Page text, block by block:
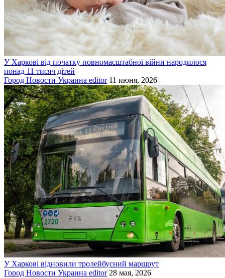
У Харкові від початку повномасштабної війни народилося
понад 11 тисяч дітей
Город Новости Украина editor 11 июня, 2026
У Харкові відновили тролейбусний маршрут
Город Новости Украина editor 28 мая, 2026